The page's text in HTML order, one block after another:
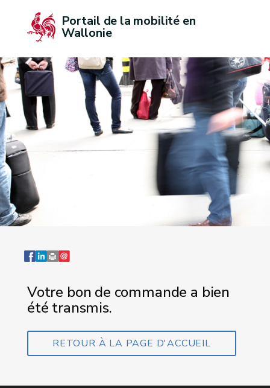
Portail de la mobilité en
Wallonie
Votre bon de commande a bien
été transmis.
RETOUR À LA PAGE D'ACCUEIL